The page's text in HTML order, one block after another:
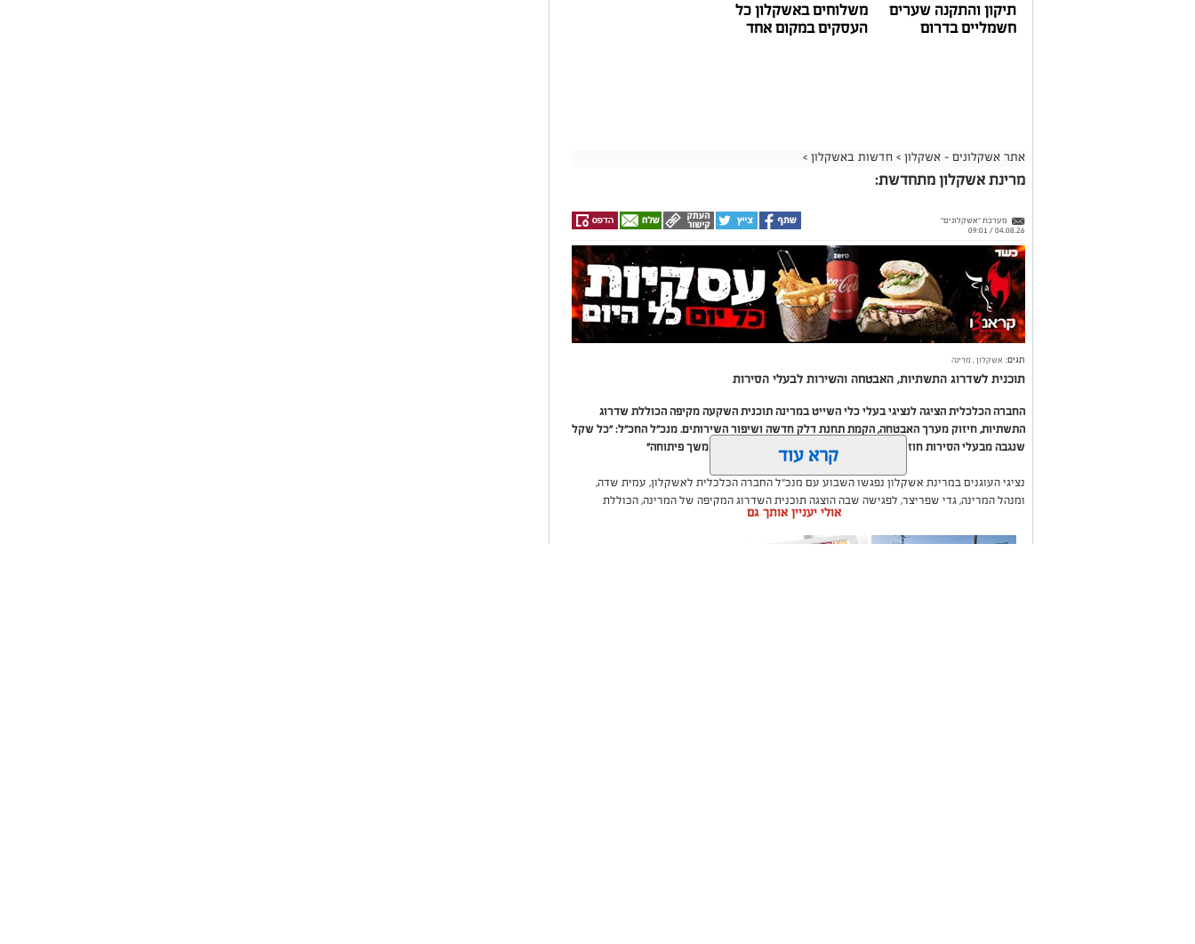
תיקון והתקנה שערים
חשמליים בדרום
משלוחים באשקלון כל
העסקים במקום אחד
אתר אשקלונים - אשקלון > חדשות באשקלון >
מרינת אשקלון מתחדשת:
מערכת "אשקלונים"
04.08.26 / 09:01
תגים: אשקלון, מרינה
תוכנית לשדרוג התשתיות, האבטחה והשירות לבעלי הסירות
החברה הכלכלית הציגה לנציגי בעלי כלי השייט במרינה תוכנית השקעה מקיפה הכוללת שדרוג
התשתיות, חיזוק מערך האבטחה, הקמת תחנת דלק חדשה ושיפור השירותים. מנכ"ל החכ"ל: "כל שקל
שנגבה מבעלי הסירות חוזר בחזרה אליהם באמצעות שיפור המרינה והמשך פיתוחה"
נציגי העוגנים במרינת אשקלון נפגשו השבוע עם מנכ"ל החברה הכלכלית לאשקלון, עמית שדה,
ומנהל המרינה, גדי שפריצר, לפגישה שבה הוצגה תוכנית השדרוג המקיפה של המרינה, הכוללת
השקעה בתשתיות, בביטחון, בשירותים ובפיתוח המקום לטובת ציבור בעלי הסירות.
קרא עוד
אולי יעניין אותך גם